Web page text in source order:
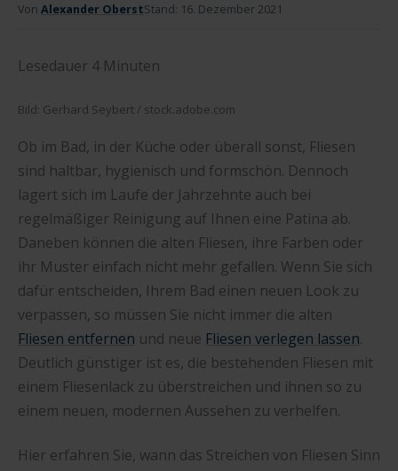
Von Alexander OberstStand: 16. Dezember 2021
Lesedauer 4 Minuten
Bild: Gerhard Seybert / stock.adobe.com
Ob im Bad, in der Küche oder überall sonst, Fliesen
sind haltbar, hygienisch und formschön. Dennoch
lagert sich im Laufe der Jahrzehnte auch bei
regelmäßiger Reinigung auf Ihnen eine Patina ab.
Daneben können die alten Fliesen, ihre Farben oder
ihr Muster einfach nicht mehr gefallen. Wenn Sie sich
dafür entscheiden, Ihrem Bad einen neuen Look zu
verpassen, so müssen Sie nicht immer die alten
Fliesen entfernen und neue Fliesen verlegen lassen.
Deutlich günstiger ist es, die bestehenden Fliesen mit
einem Fliesenlack zu überstreichen und ihnen so zu
einem neuen, modernen Aussehen zu verhelfen.
Hier erfahren Sie, wann das Streichen von Fliesen Sinn